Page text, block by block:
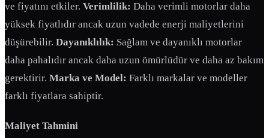
ve fiyatını etkiler. Verimlilik: Daha verimli motorlar daha
yüksek fiyatlıdır ancak uzun vadede enerji maliyetlerini
düşürebilir. Dayanıklılık: Sağlam ve dayanıklı motorlar
daha pahalıdır ancak daha uzun ömürlüdür ve daha az bakım
gerektirir. Marka ve Model: Farklı markalar ve modeller
farklı fiyatlara sahiptir.
Maliyet Tahmini